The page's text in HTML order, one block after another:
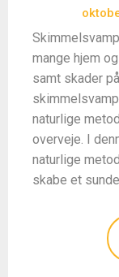
mange hjem
samt skader
naturlige
overveje. I
naturlige
skabe et